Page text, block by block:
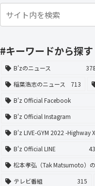
#キーワードから探す
B'zのニュース
稲葉浩志のニュース
713
B'z Official Facebook
B'z Official Instagram
B'z LIVE-GYM 2022 -Highway
B'z Official LINE
松本孝弘（Tak Matsumoto）
テレビ番組
315